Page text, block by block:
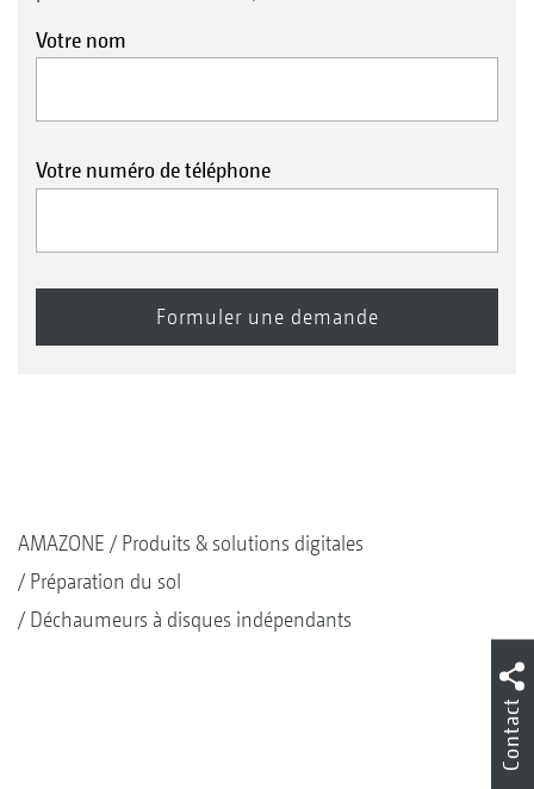
Votre nom
Votre numéro de téléphone
AMAZONE
Produits & solutions digitales
Préparation du sol
Déchaumeurs à disques indépendants
Contact